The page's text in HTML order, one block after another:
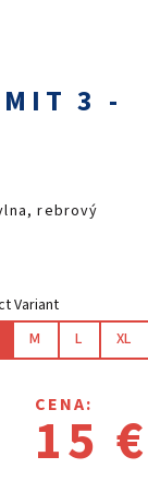
3 -
rebrový
Variant
M L XL
CENA:
15 €